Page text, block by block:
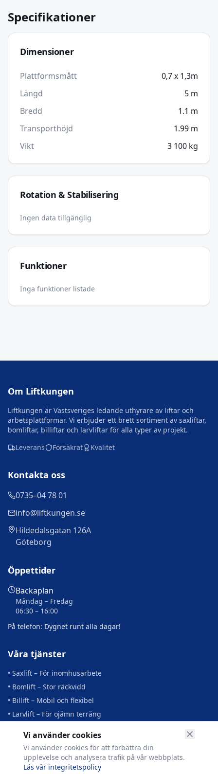
Specifikationer
Dimensioner
Plattformsmått
0,7 x 1,3m
Längd
5 m
Bredd
1.1 m
Transporthöjd
1.99 m
Vikt
3 100 kg
Rotation & Stabilisering
Ingen data tillgänglig
Funktioner
Inga funktioner listade
Om Liftkungen
Liftkungen är Västsveriges ledande uthyrare av liftar och
arbetsplattformar. Vi erbjuder ett brett sortiment av saxliftar,
bomliftar, billiftar och larvliftar för alla typer av projekt.
Leverans
Försäkrat Kvalitet
Kontakta oss
0735–04 78 01
info@liftkungen.se
Hildedalsgatan 126A
Göteborg
Öppettider
Backaplan
Måndag – Fredag
06:30 – 16:00
På telefon: Dygnet runt alla dagar!
Våra tjänster
• Saxlift – För inomhusarbete
• Bomlift – Stor räckvidd
• Billift – Mobil och flexibel
• Larvlift – För ojämn terräng
• Utbildning och support
Vi använder cookies
Vi använder cookies för att förbättra din
upplevelse och analysera trafik på vår webbplats.
Läs vår integritetspolicy